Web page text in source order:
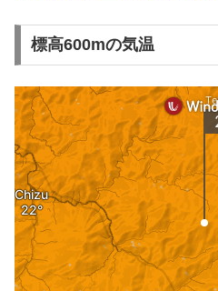
標高600mの気温